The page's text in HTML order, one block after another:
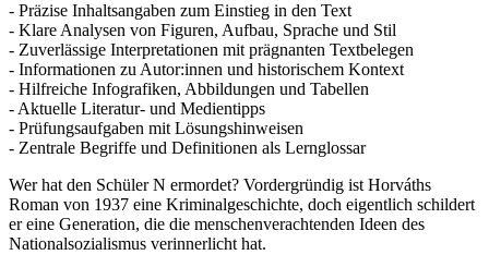
- Präzise Inhaltsangaben zum Einstieg in den Text
- Klare Analysen von Figuren, Aufbau, Sprache und Stil
- Zuverlässige Interpretationen mit prägnanten Textbelegen
- Informationen zu Autor:innen und historischem Kontext
- Hilfreiche Infografiken, Abbildungen und Tabellen
- Aktuelle Literatur- und Medientipps
- Prüfungsaufgaben mit Lösungshinweisen
- Zentrale Begriffe und Definitionen als Lernglossar
Wer hat den Schüler N ermordet? Vordergründig ist Horváths
Roman von 1937 eine Kriminalgeschichte, doch eigentlich schildert
er eine Generation, die die menschenverachtenden Ideen des
Nationalsozialismus verinnerlicht hat.